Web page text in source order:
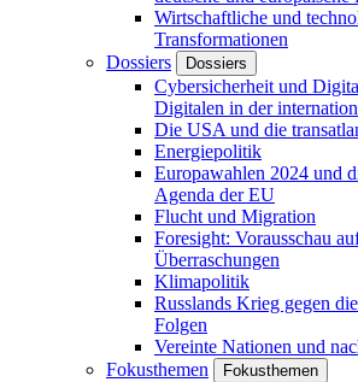
Wirtschaftliche und
Transformationen
Dossiers
Dossiers
Cybersicherheit und
Digitalen in der
Die USA und die
Energiepolitik
Europawahlen 2024 und
Agenda der EU
Flucht und Migration
Foresight: Vorausschau
Überraschungen
Klimapolitik
Russlands Krieg gegen
Folgen
Vereinte Nationen und
Fokusthemen
Fokusthemen